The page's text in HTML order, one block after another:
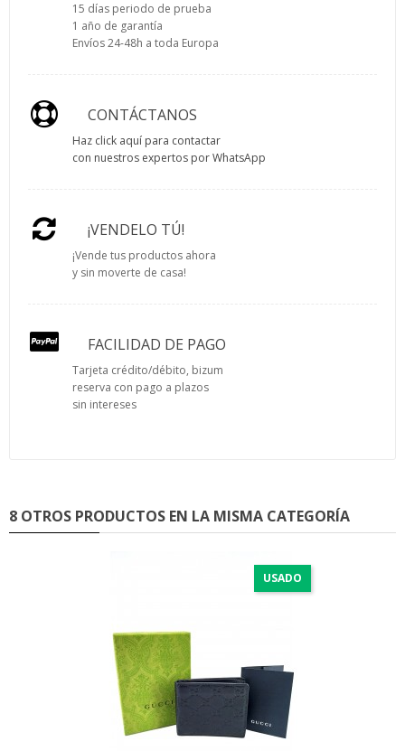
15 días periodo de prueba
1 año de garantía
Envíos 24-48h a toda Europa
CONTÁCTANOS
Haz click aquí para contactar
con nuestros expertos por WhatsApp
¡VENDELO TÚ!
¡Vende tus productos ahora
y sin moverte de casa!
FACILIDAD DE PAGO
Tarjeta crédito/débito, bizum
reserva con pago a plazos
sin intereses
8 OTROS PRODUCTOS EN LA MISMA CATEGORÍA
USADO